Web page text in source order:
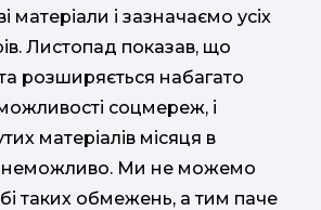
матеріали і зазначаємо усіх
Листопад показав, що
розширяється набагато
соцмереж, і
матеріалів місяця в
неможливо. Ми не можемо
таких обмежень, а тим паче